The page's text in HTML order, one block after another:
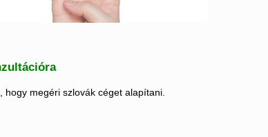
megéri szlovák céget alapítani.